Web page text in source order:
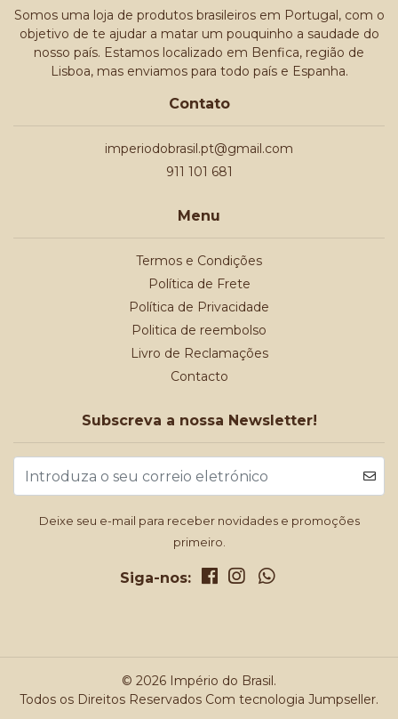
Somos uma loja de produtos brasileiros em Portugal, com o
objetivo de te ajudar a matar um pouquinho a saudade do
nosso país. Estamos localizado em Benfica, região de
Lisboa, mas enviamos para todo país e Espanha.
Contato
imperiodobrasil.pt@gmail.com
911 101 681
Menu
Termos e Condições
Política de Frete
Política de Privacidade
Politica de reembolso
Livro de Reclamações
Contacto
Subscreva a nossa Newsletter!
Deixe seu e-mail para receber novidades e promoções
primeiro.
Siga-nos:
© 2026 Império do Brasil.
Todos os Direitos Reservados Com tecnologia Jumpseller.